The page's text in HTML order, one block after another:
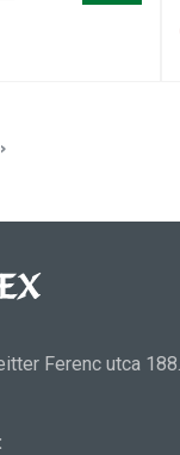
›
Ferenc utca 188.